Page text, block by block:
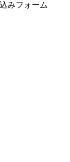
みフォーム